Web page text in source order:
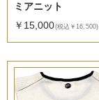
ミアニット
￥15,000(税込￥16,500)